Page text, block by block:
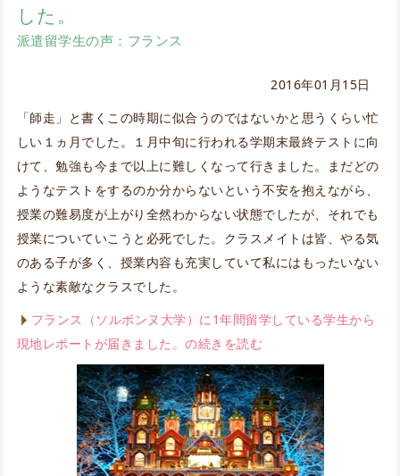
した。
派遣留学生の声：フランス
2016年01月15日
「師走」と書くこの時期に似合うのではないかと思うくらい忙
しい１ヵ月でした。１月中旬に行われる学期末最終テストに向
けて、勉強も今まで以上に難しくなって行きました。まだどの
ようなテストをするのか分からないという不安を抱えながら、
授業の難易度が上がり全然わからない状態でしたが、それでも
授業についていこうと必死でした。クラスメイトは皆、やる気
のある子が多く、授業内容も充実していて私にはもったいない
ような素敵なクラスでした。
フランス（ソルボンヌ大学）に1年間留学している学生から
現地レポートが届きました。の続きを読む